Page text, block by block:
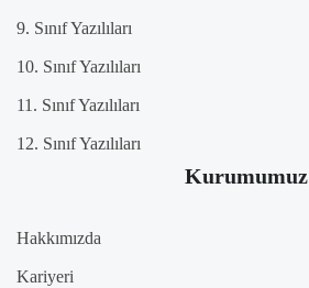
9. Sınıf Yazılıları
10. Sınıf Yazılıları
11. Sınıf Yazılıları
12. Sınıf Yazılıları
Kurumumuz
Hakkımızda
Kariyeri